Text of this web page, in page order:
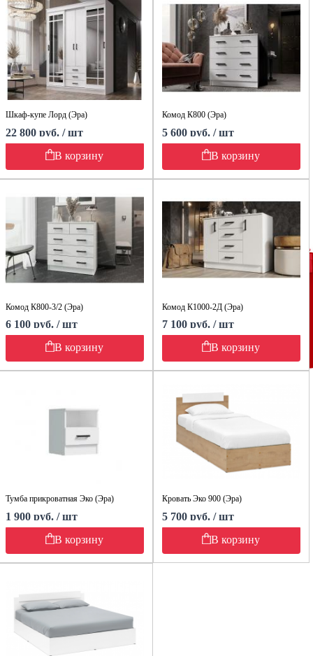
Шкаф-купе Лорд (Эра)
22 800 руб. / шт
В корзину
Комод К800 (Эра)
5 600 руб. / шт
В корзину
Комод К800-3/2 (Эра)
6 100 руб. / шт
В корзину
Комод К1000-2Д (Эра)
7 100 руб. / шт
В корзину
Тумба прикроватная Эко (Эра)
1 900 руб. / шт
В корзину
Кровать Эко 900 (Эра)
5 700 руб. / шт
В корзину